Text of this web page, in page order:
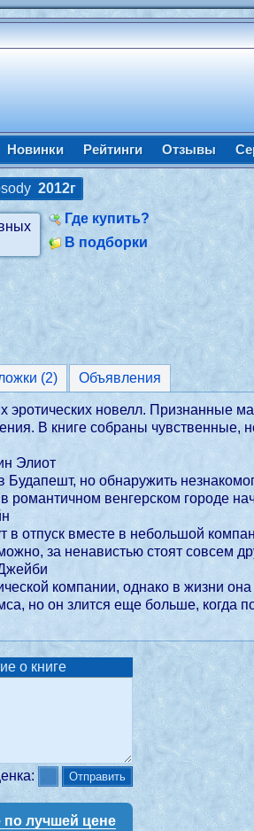
Новинки Рейтинги Отзывы
2012г
Где купить?
В подборки
(2) Объявления
эротических новелл. Признанные
В книге собраны чувственные,
Элиот
Будапешт, но обнаружить
романтичном венгерском городе
в отпуск вместе в небольшой
за ненавистью стоят совсем
компании, однако в жизни
но он злится еще больше, когда
о книге
по лучшей цене